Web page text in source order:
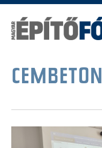
CEMBETON